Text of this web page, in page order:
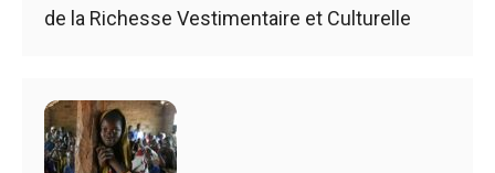
de la Richesse Vestimentaire et Culturelle